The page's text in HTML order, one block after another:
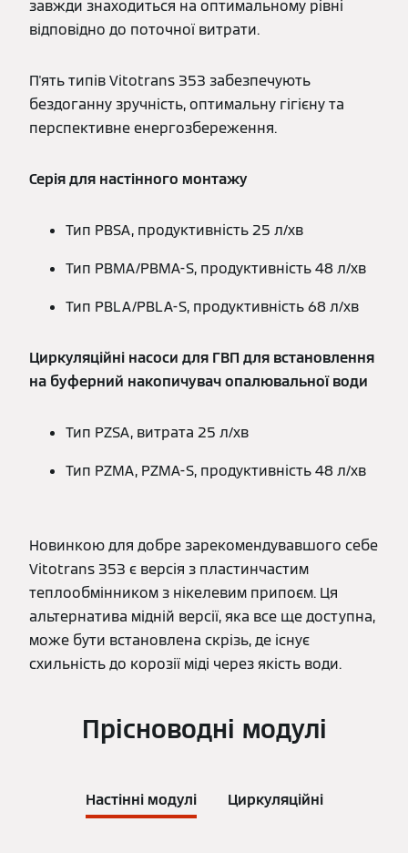
завжди знаходиться на оптимальному рівні
відповідно до поточної витрати.
П'ять типів Vitotrans 353 забезпечують
бездоганну зручність, оптимальну гігієну та
перспективне енергозбереження.
Серія для настінного монтажу
Тип PBSA, продуктивність 25 л/хв
Тип PBMA/PBMA-S, продуктивність 48 л/хв
Тип PBLA/PBLA-S, продуктивність 68 л/хв
Циркуляційні насоси для ГВП для встановлення
на буферний накопичувач опалювальної води
Тип PZSA, витрата 25 л/хв
Тип PZMA, PZMA-S, продуктивність 48 л/хв
Новинкою для добре зарекомендувавшого себе
Vitotrans 353 є версія з пластинчастим
теплообмінником з нікелевим припоєм. Ця
альтернатива мідній версії, яка все ще доступна,
може бути встановлена скрізь, де існує
схильність до корозії міді через якість води.
Прісноводні модулі
Настінні модулі Циркуляційні